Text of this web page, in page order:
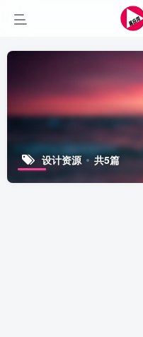
设计资源 共5篇